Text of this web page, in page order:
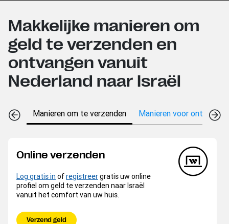
Makkelijke manieren om
geld te verzenden en
ontvangen vanuit
Nederland naar Israël
Manieren om te verzenden Manieren voor ontvangen
Online verzenden
Log gratis in ofregistreergratis uw online
profiel om geld te verzenden naar Israël
vanuit het comfort van uw huis.
Verzend geld